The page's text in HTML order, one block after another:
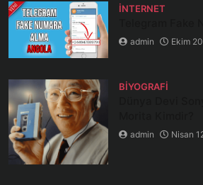
İNTERNET
admin Ekim
BIYOGRAFI
admin Nisan